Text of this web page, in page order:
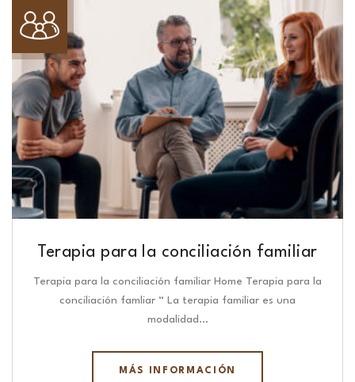
Terapia para la conciliación familiar
Terapia para la conciliación familiar Home Terapia para la
conciliación famliar “ La terapia familiar es una
modalidad…
MÁS INFORMACIÓN